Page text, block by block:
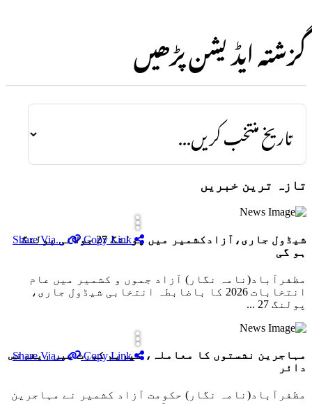
گزشتہ ایڈیشن پڑھیں
تازہ ترین خبریں
Share Via...
Copy Linkشیڈول جاری،آزادکشمیر میں پولنگ 27 جولائی پولنگ
ہو گی
مظفرآباد(نامہ نگار) آزاد جموں و کشمیر میں عام
انتخابات 2026 کا باضابطہ انتخابی شیڈول جاری،
پولنگ 27 ...
Share Via...
Copy Link
مہاجرین نشستوں کا معاملہ، سپریم کورٹ میں ریفرنس
دائر
مظفرآباد(نامہ نگار) حکومت آزاد کشمیر نے مہاجرین